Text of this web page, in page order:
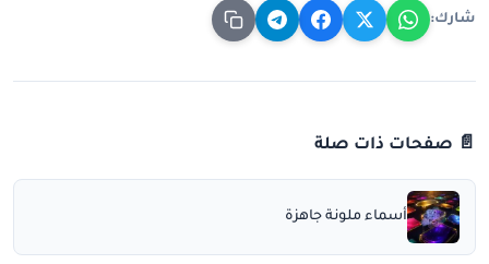
شارك:
📄 صفحات ذات صلة
أسماء ملونة جاهزة